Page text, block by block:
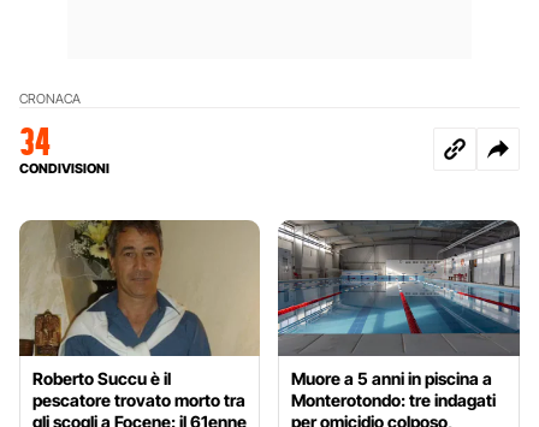
CRONACA
34
CONDIVISIONI
Roberto Succu è il
pescatore trovato morto tra
gli scogli a Focene: il 61enne
Muore a 5 anni in piscina a
Monterotondo: tre indagati
per omicidio colposo,